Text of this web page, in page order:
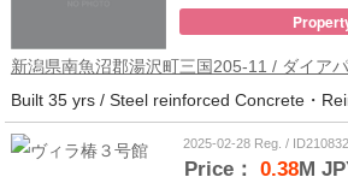
新潟県南魚沼郡湯沢町三国205-11 / ダイア
2025-02-28 Reg. / ID210832
Price： 0.38M